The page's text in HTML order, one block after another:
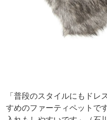
「普段のスタイルにもド
すめのファーティペットで